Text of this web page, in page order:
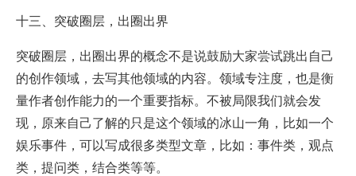
十三、突破圈层，出圈出界
突破圈层，出圈出界的概念不是说鼓励大家尝试跳出自己
的创作领域，去写其他领域的内容。领域专注度，也是衡
量作者创作能力的一个重要指标。不被局限我们就会发
现，原来自己了解的只是这个领域的冰山一角，比如一个
娱乐事件，可以写成很多类型文章，比如：事件类，观点
类，提问类，结合类等等。